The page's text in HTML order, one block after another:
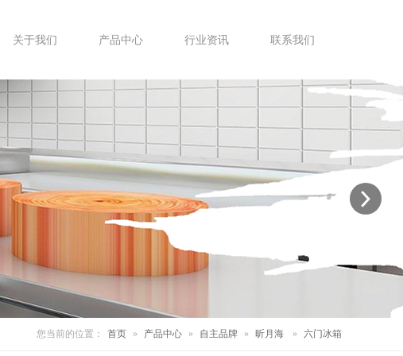
关于我们 产品中心 行业资讯 联系我们
您当前的位置： 首页 » 产品中心 » 自主品牌 » 昕月海 » 六门冰箱